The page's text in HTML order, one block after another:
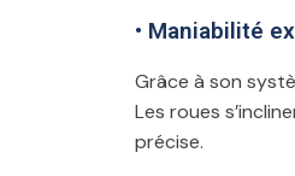
• Maniabilité
Grâce à son
Les roues
précise.